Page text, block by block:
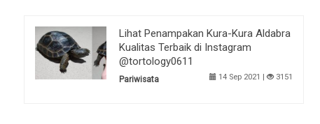
Lihat Penampakan Kura-Kura Aldabra
Kualitas Terbaik di Instagram
@tortology0611
Pariwisata 14 Sep 2021 | 3151